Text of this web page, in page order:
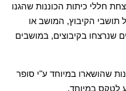
חללי כיתות הכוננות שהגנו
הקיבוץ, המושב או
שנרצחו בקיבוצים, במושבים
שהושארו במיוחד ע"י סופר
לטקס במיוחד.